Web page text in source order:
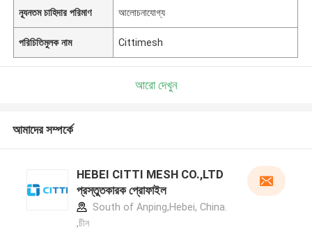
ন্যূনতম চাহিদার পরিমাণ আলোচনাযোগ্য
পরিচিতিমুলক নাম Cittimesh
আরো দেখুন
আমাদের সম্পর্কে
HEBEI CITTI MESH CO.,LTD
প্রস্তুতকারক প্রোফাইল
South of Anping,Hebei, China.
,চীন